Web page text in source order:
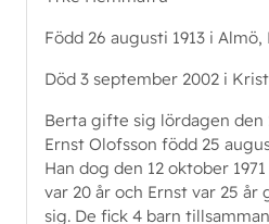
Född 26 augusti 1913 i
Död 3 september 2002 i
Berta gifte sig lördagen den
Ernst Olofsson född 25
Han dog den 12 oktober
var 20 år och Ernst var 25
sig. De fick 4 barn